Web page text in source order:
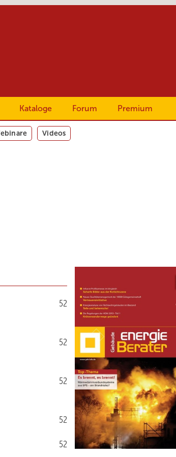
Kataloge Forum Premium
Videos
52
52
52
52
52